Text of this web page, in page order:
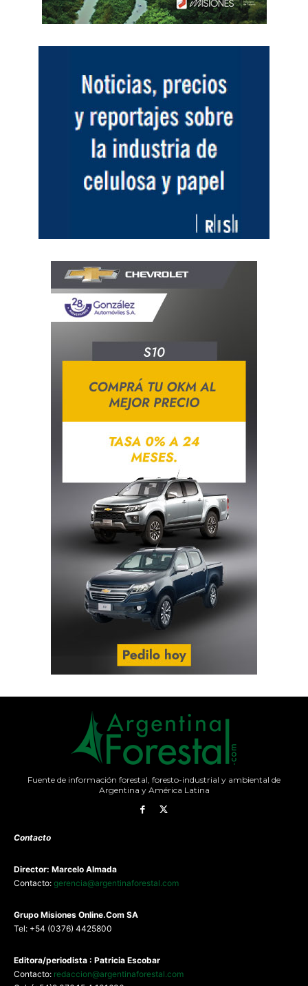
Fuente de información forestal, foresto-industrial y ambiental de
Argentina y América Latina
Contacto
Director: Marcelo Almada
Contacto: gerencia@argentinaforestal.com
Grupo Misiones Online.Com SA
Tel: +54 (0376) 4425800
Editora/periodista : Patricia Escobar
Contacto: redaccion@argentinaforestal.com